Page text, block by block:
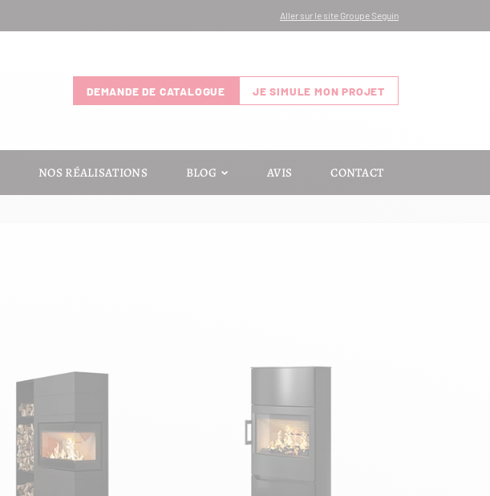
Aller sur le site Groupe Seguin
DEMANDE DE CATALOGUE JE SIMULE MON PROJET
NOS RÉALISATIONS BLOG AVIS CONTACT